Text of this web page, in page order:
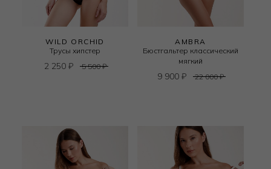
WILD ORCHID
Трусы хипстер
2 250 ₽ 5 500₽
AMBRA
Бюстгальтер классический
мягкий
9 900 ₽ 22 000₽